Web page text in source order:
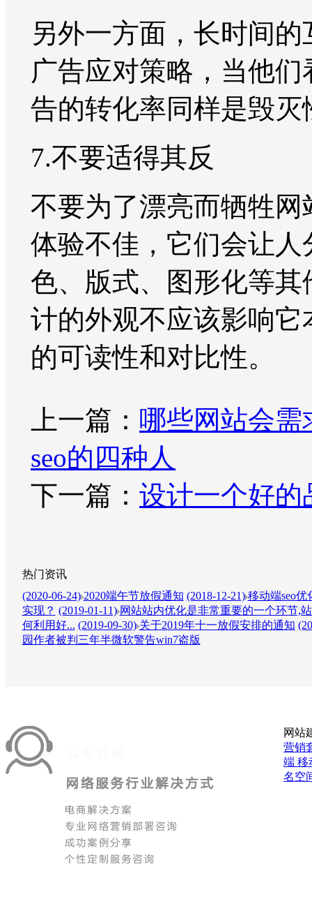
另外一方面，长时间
广告应对策略，当他
告的转化率同样是毁灭
7.不要适得其反
不要为了漂亮而牺牲
体验不佳，它们会让
色、版式、图形化等
计的外观不应该影响
的可读性和对比性。
上一篇： 哪些网站会
seo的四种人
下一篇： 设计一个好的
热门资讯
(2020-06-24) 2020端午节放假通知 (2018-12-21) 移动端seo优
实现？ (2019-01-11) 网站站内优化是非常重要的一个环节,
何利用好... (2019-09-30) 关于2019年十一放假安排的通知
园作者被判三年半微软警告win7盗版
网站
营销
端 移
名空